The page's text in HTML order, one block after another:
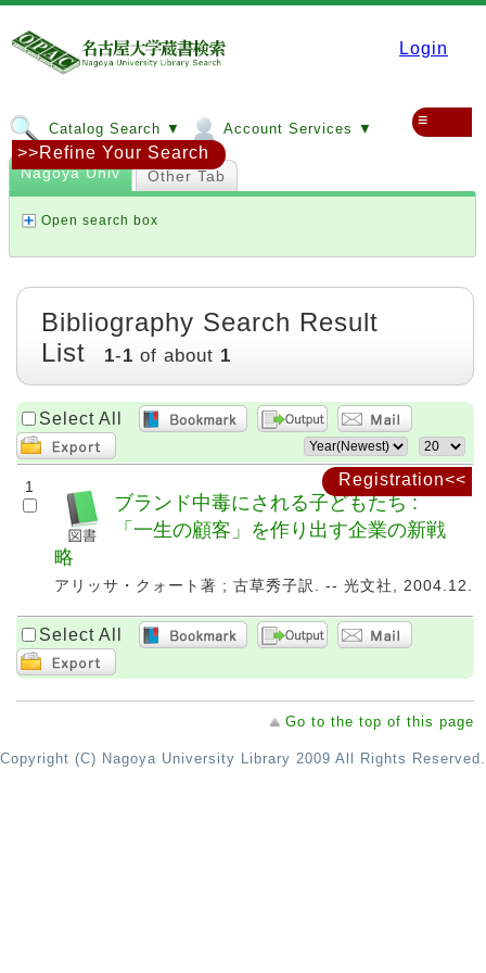
Login
Catalog Search ▼ Account Services ▼ ≡
Registration<<
Nagoya Univ Other Tab
Open search box
>>Refine Your Search
Bibliography Search Result
List
1-1 of about 1
Select All
1
ブランド中毒にされる子どもたち :
「一生の顧客」を作り出す企業の新戦
略
アリッサ・クォート著 ; 古草秀子訳. -- 光文社, 2004.12.
Select All
Go to the top of this page
Copyright (C) Nagoya University Library 2009 All Rights Reserved.